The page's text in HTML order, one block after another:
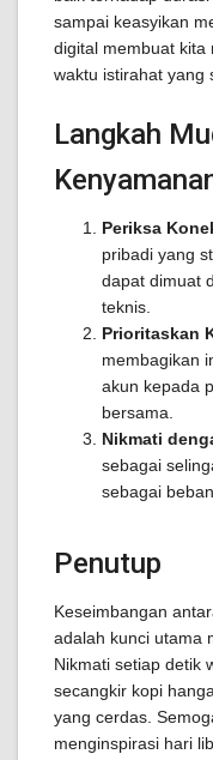
sampai keasyikan
digital membuat kita
waktu istirahat yang
Langkah
Periksa
pribadi yang
dapat dimuat
teknis.
Prioritaskan
membagikan
akun kepada
bersama.
Nikmati
sebagai
sebagai
Penutup
Keseimbangan
adalah kunci utama
Nikmati setiap detik
secangkir kopi
yang cerdas.
menginspirasi hari